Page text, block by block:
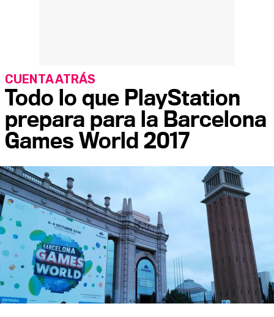
Todo lo que PlayStation
prepara para la Barcelona
Games World 2017
CUENTA ATRÁS